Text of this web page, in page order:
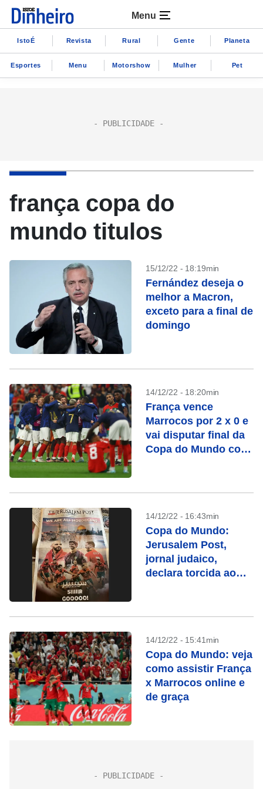
Menu
IstoÉ Revista Rural Gente Planeta
Esportes Menu Motorshow Mulher Pet
frança copa do
mundo titulos
15/12/22 - 18:19min
Fernández deseja o
melhor a Macron,
exceto para a final de
domingo
14/12/22 - 18:20min
França vence
Marrocos por 2 x 0 e
vai disputar final da
Copa do Mundo com
14/12/22 - 16:43min
Copa do Mundo:
Jerusalem Post,
jornal judaico,
declara torcida ao
14/12/22 - 15:41min
Copa do Mundo: veja
como assistir França
x Marrocos online e
de graça